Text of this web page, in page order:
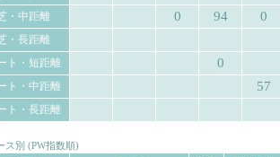
・中距離
0 94 0
・長距離
ト・短距離
0
ト・中距離 57
ト・長距離
ス別 (PW指数順)